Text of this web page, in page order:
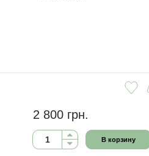
2 800 грн.
В корзину